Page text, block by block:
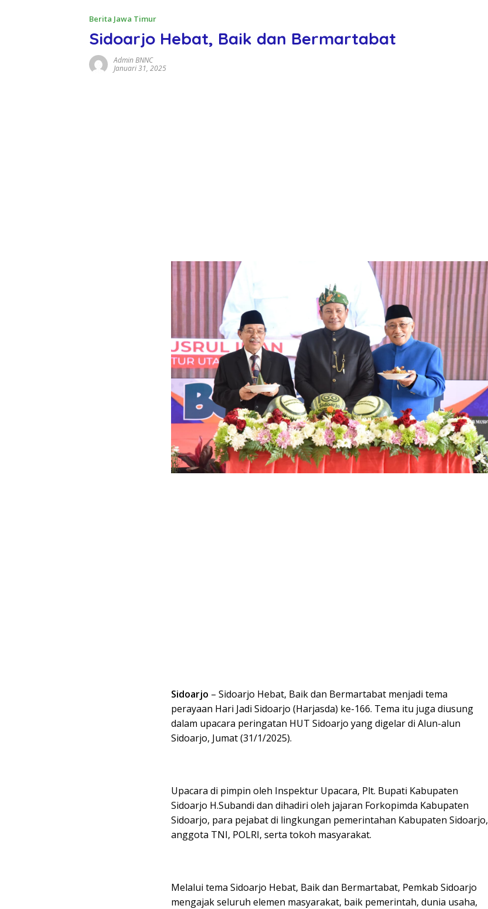
Berita Jawa Timur
Sidoarjo Hebat, Baik dan Bermartabat
Admin BNNC
Januari 31, 2025
Sidoarjo – Sidoarjo Hebat, Baik dan Bermartabat menjadi tema
perayaan Hari Jadi Sidoarjo (Harjasda) ke-166. Tema itu juga diusung
dalam upacara peringatan HUT Sidoarjo yang digelar di Alun-alun
Sidoarjo, Jumat (31/1/2025).
Upacara di pimpin oleh Inspektur Upacara, Plt. Bupati Kabupaten
Sidoarjo H.Subandi dan dihadiri oleh jajaran Forkopimda Kabupaten
Sidoarjo, para pejabat di lingkungan pemerintahan Kabupaten Sidoarjo,
anggota TNI, POLRI, serta tokoh masyarakat.
Melalui tema Sidoarjo Hebat, Baik dan Bermartabat, Pemkab Sidoarjo
mengajak seluruh elemen masyarakat, baik pemerintah, dunia usaha,